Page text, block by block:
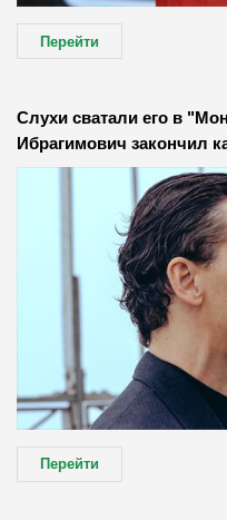
Перейти
Слухи сватали его в
Ибрагимович закончил
Перейти